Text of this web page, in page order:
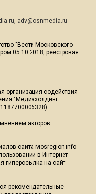
, adv@osnmedia.ru
"Вести Московского
05.10.2018, реестровая
организация содействия
"Медиахолдинг
авторов.
сайта Mosregion.info
в Интернет-
гиперссылка на сайт
рекомендательные